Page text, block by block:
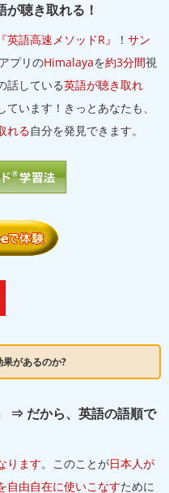
聴き取れる！
英語高速メソッドR』 ！ サン
プリのHimalayaを約3分間視
話している英語が聴き取れ
ています！きっとあなたも、
れる自分を発見できます。
があるのか?
⇒ だから、英語の語順で
ります。このことが日本人が
自由自在に使いこなすために